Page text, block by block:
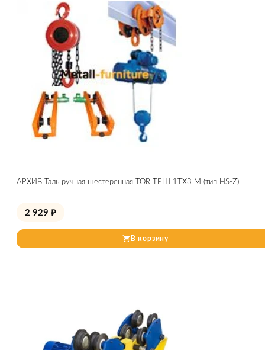
АРХИВ Таль ручная шестеренная TOR ТРШ 1ТХ3 М (тип HS-Z)
2 929 ₽
В корзину